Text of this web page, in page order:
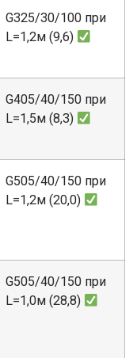
G325/30/100 при
L=1,2м (9,6)
G405/40/150 при
L=1,5м (8,3)
G505/40/150 при
L=1,2м (20,0)
G505/40/150 при
L=1,0м (28,8)